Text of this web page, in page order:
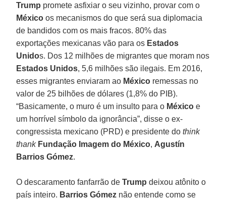
Trump promete asfixiar o seu vizinho, provar com o
México os mecanismos do que será sua diplomacia
de bandidos com os mais fracos. 80% das
exportações mexicanas vão para os Estados
Unidos. Dos 12 milhões de migrantes que moram nos
Estados Unidos, 5,6 milhões são ilegais. Em 2016,
esses migrantes enviaram ao México remessas no
valor de 25 bilhões de dólares (1,8% do PIB).
“Basicamente, o muro é um insulto para o México e
um horrível símbolo da ignorância”, disse o ex-
congressista mexicano (PRD) e presidente dothink
thank Fundação Imagem do México, Agustín
Barrios Gómez.
O descaramento fanfarrão deTrump deixou atônito o
país inteiro. Barrios Gómez não entende como se